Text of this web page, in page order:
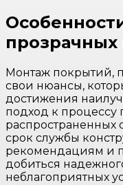
прозрачных
Монтаж покрытий,
свои нюансы,
достижения
подход к процессу
распространенных
срок службы
рекомендациям и
добиться
неблагоприятных